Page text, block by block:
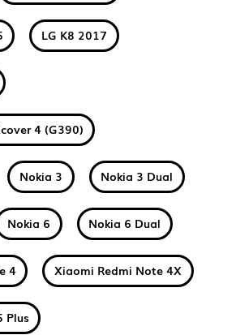
LG K8 2017
4 (G390)
Nokia 3 Nokia 3 Dual
Nokia 6 Nokia 6 Dual
4 Xiaomi Redmi Note 4X
Plus